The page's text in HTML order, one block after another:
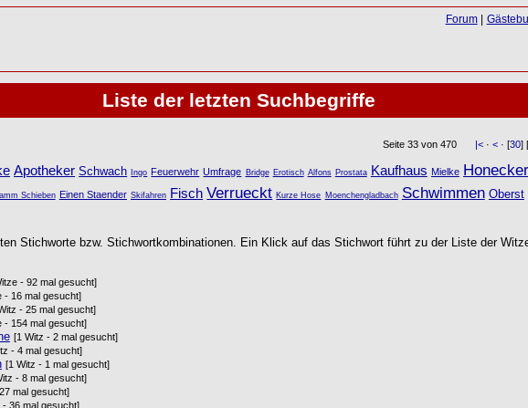
Liste der letzten Suchbegriffe
Seite 33 von 470 |<· <· [30] [
Apotheker Schwach Ingo Feuerwehr Umfrage Bridge Erotisch Alfons Prostata Kaufhaus Mielke Honecker
Schieben Einen Staender Skifahren Fisch Verrueckt Kurze Hose Moenchengladbach Schwimmen Oberst
Stichworte bzw. Stichwortkombinationen. Ein Klick auf das Stichwort führt zu der Liste der
- 92 mal gesucht]
- 16 mal gesucht]
- 25 mal gesucht]
- 154 mal gesucht]
[1 Witz - 2 mal gesucht]
- 4 mal gesucht]
[1 Witz - 1 mal gesucht]
- 8 mal gesucht]
mal gesucht]
- 36 mal gesucht]
Forum|